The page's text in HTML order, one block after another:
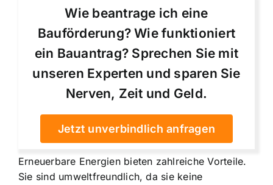
Wie beantrage ich eine
Bauförderung? Wie funktioniert
ein Bauantrag? Sprechen Sie mit
unseren Experten und sparen Sie
Nerven, Zeit und Geld.
Jetzt unverbindlich anfragen
Erneuerbare Energien bieten zahlreiche Vorteile.
Sie sind umweltfreundlich, da sie keine